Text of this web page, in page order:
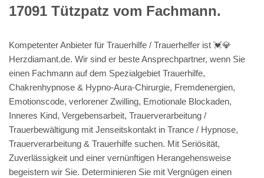
17091 Tützpatz vom Fachmann.
Kompetenter Anbieter für Trauerhilfe / Trauerhelfer ist 💓️💎
Herzdiamant.de. Wir sind er beste Ansprechpartner, wenn Sie
einen Fachmann auf dem Spezialgebiet Trauerhilfe,
Chakrenhypnose & Hypno-Aura-Chirurgie, Fremdenergien,
Emotionscode, verlorener Zwilling, Emotionale Blockaden,
Inneres Kind, Vergebensarbeit, Trauerverarbeitung /
Trauerbewältigung mit Jenseitskontakt in Trance / Hypnose,
Trauerverarbeitung & Trauerhilfe suchen. Mit Seriösität,
Zuverlässigkeit und einer vernünftigen Herangehensweise
begeistern wir Sie. Determinieren Sie mit Vergnügen einen